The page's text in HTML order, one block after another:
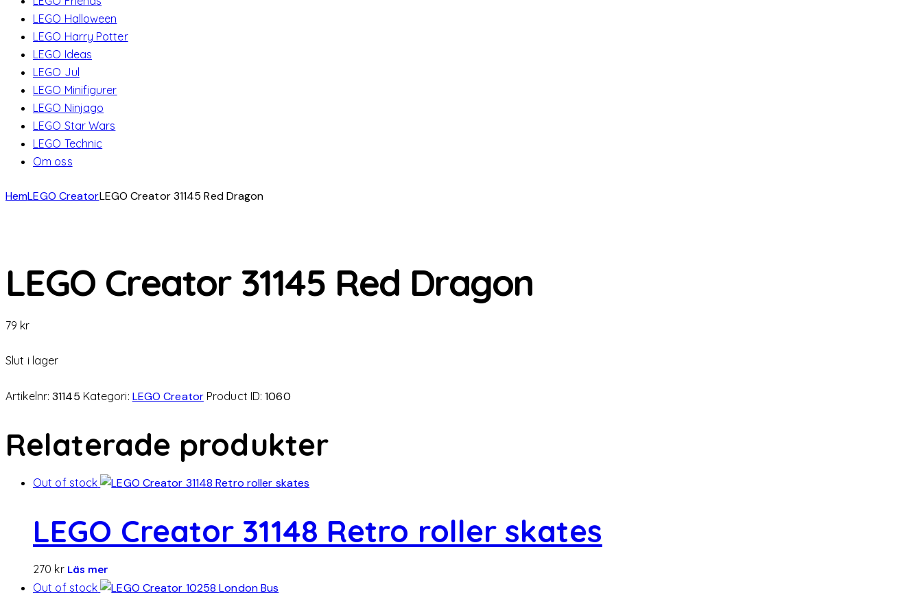
LEGO Halloween
LEGO Harry Potter
LEGO Ideas
LEGO Jul
LEGO Minifigurer
LEGO Ninjago
LEGO Star Wars
LEGO Technic
Om oss
HemLEGO CreatorLEGO Creator 31145 Red Dragon
LEGO Creator 31145 Red Dragon
79 kr
Slut i lager
Artikelnr:31145 Kategori: LEGO Creator Product ID:1060
Relaterade produkter
Out of stock
LEGO Creator 31148 Retro roller skates
270 kr Läs mer
Out of stock